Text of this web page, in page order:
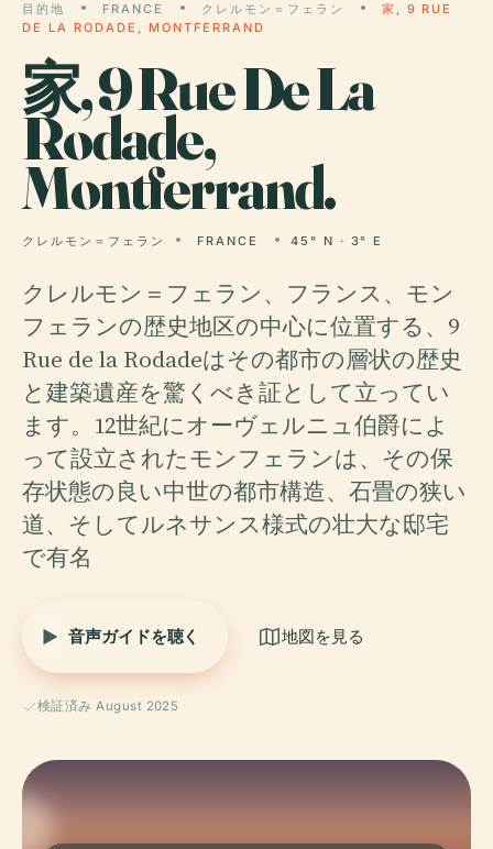
目的地 FRANCE クレルモン＝フェラン
家, 9 RUE
DE LA RODADE, MONTFERRAND
家,9 Rue De La
Rodade,
Montferrand.
クレルモン＝フェラン FRANCE 45° N · 3° E
クレルモン＝フェラン、フランス、モン
フェランの歴史地区の中心に位置する、9
Rue de la Rodadeはその都市の層状の歴史
と建築遺産を驚くべき証として立ってい
ます。12世紀にオーヴェルニュ伯爵によ
って設立されたモンフェランは、その保
存状態の良い中世の都市構造、石畳の狭い
道、そしてルネサンス様式の壮大な邸宅
で有名
音声ガイドを聴く 地図を見る
検証済み August 2025